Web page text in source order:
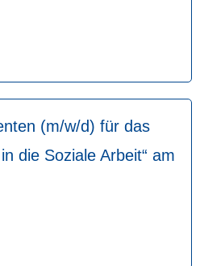
(m/w/d) für das
die Soziale Arbeit“ am